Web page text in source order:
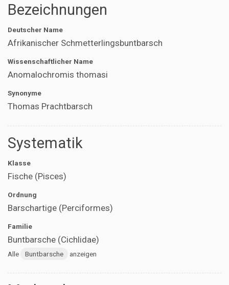
Bezeichnungen
Deutscher Name
Afrikanischer Schmetterlingsbuntbarsch
Wissenschaftlicher Name
Anomalochromis thomasi
Synonyme
Thomas Prachtbarsch
Systematik
Klasse
Fische (Pisces)
Ordnung
Barschartige (Perciformes)
Familie
Buntbarsche (Cichlidae)
Alle Buntbarsche anzeigen